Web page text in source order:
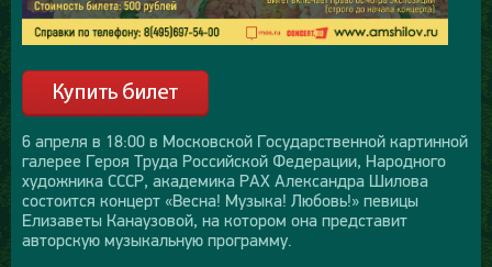
6 апреля в 18:00 в Московской Государственной картинной
галерее Героя Труда Российской Федерации, Народного
художника СССР, академика РАХ Александра Шилова
состоится концерт «Весна! Музыка! Любовь!» певицы
Елизаветы Канаузовой, на котором она представит
авторскую музыкальную программу.